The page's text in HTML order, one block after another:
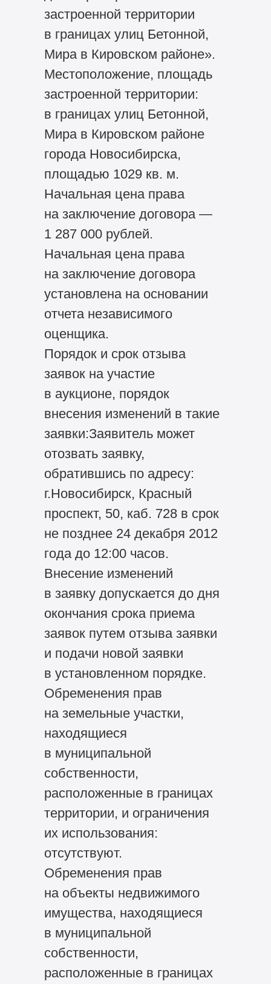
застроенной территории
в границах улиц Бетонной,
Мира в Кировском районе».
Местоположение, площадь
застроенной территории:
в границах улиц Бетонной,
Мира в Кировском районе
города Новосибирска,
площадью 1029 кв. м.
Начальная цена права
на заключение договора —
1 287 000 рублей.
Начальная цена права
на заключение договора
установлена на основании
отчета независимого
оценщика.
Порядок и срок отзыва
заявок на участие
в аукционе, порядок
внесения изменений в такие
заявки:Заявитель может
отозвать заявку,
обратившись по адресу:
г.Новосибирск, Красный
проспект, 50, каб. 728 в срок
не позднее 24 декабря 2012
года до 12:00 часов.
Внесение изменений
в заявку допускается до дня
окончания срока приема
заявок путем отзыва заявки
и подачи новой заявки
в установленном порядке.
Обременения прав
на земельные участки,
находящиеся
в муниципальной
собственности,
расположенные в границах
территории, и ограничения
их использования:
отсутствуют.
Обременения прав
на объекты недвижимого
имущества, находящиеся
в муниципальной
собственности,
расположенные в границах